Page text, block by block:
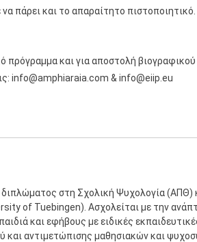
πάρει και το απαραίτητο πιστοποιητικό.
πρόγραμμα και για αποστολή
info@amphiaraia.com & info@eiip.eu
στη Σχολική Ψυχολογία (ΑΠΘ)
of Tuebingen). Ασχολείται με την
και εφήβους με ειδικές
και αντιμετώπισης μαθησιακών και